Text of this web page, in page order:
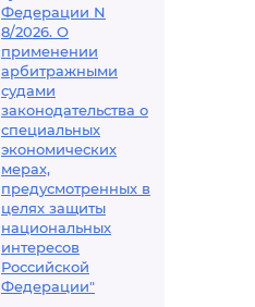
Федерации N
8/2026. О
применении
арбитражными
судами
законодательства о
специальных
экономических
мерах,
предусмотренных в
целях защиты
национальных
интересов
Российской
Федерации"